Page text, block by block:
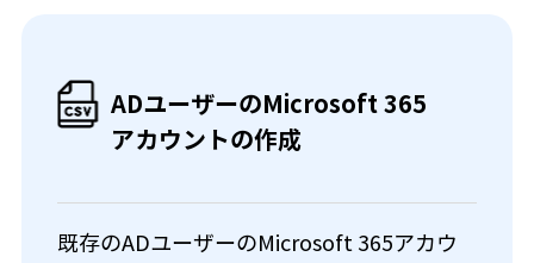
ADユーザーのMicrosoft 365
アカウントの作成
既存のADユーザーのMicrosoft 365アカウ